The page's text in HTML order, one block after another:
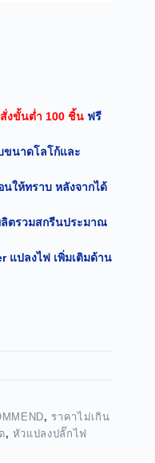
สั่งขั้นต่ำ 100 ชิ้น ฟรี
ขนาดโลโก้และ
ให้ทราบ หลังจากได้
ลิตรวมสกรีนประมาณ
แปลงไฟ เพิ่มเติมด้าน
, ราคาไม่เกิน
, หัวแปลงปลั๊กไฟ